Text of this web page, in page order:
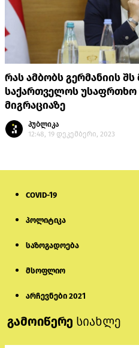
რას ამბობს გერმანიის
საქართველოს უსაფრთხო
მიგრაციაზე
პუბლიკა
12:48, 19 დეკემბერი, 2023
COVID-19
პოლიტიკა
საზოგადოება
მსოფლიო
არჩევნები 2021
გამოიწერე სიახლე